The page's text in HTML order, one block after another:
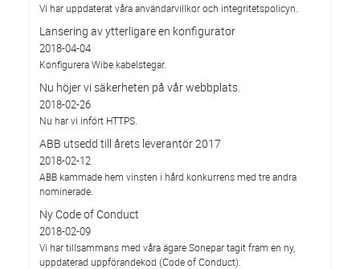
Vi har uppdaterat våra användarvillkor och integritetspolicyn.
Lansering av ytterligare en konfigurator
2018-04-04
Konfigurera Wibe kabelstegar.
Nu höjer vi säkerheten på vår webbplats.
2018-02-26
Nu har vi infört HTTPS.
ABB utsedd till årets leverantör 2017
2018-02-12
ABB kammade hem vinsten i hård konkurrens med tre andra
nominerade.
Ny Code of Conduct
2018-02-09
Vi har tillsammans med våra ägare Sonepar tagit fram en ny,
uppdaterad uppförandekod (Code of Conduct).